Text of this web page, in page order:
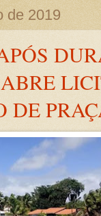
de 2019
DE